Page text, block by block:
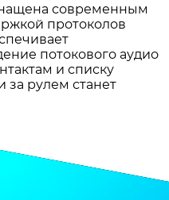
современным
протоколов
потокового аудио
и списку
за рулем станет